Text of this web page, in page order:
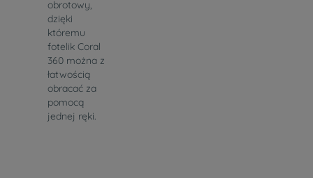
obrotowy,
dzięki
któremu
fotelik Coral
360 można z
łatwością
obracać za
pomocą
jednej ręki.